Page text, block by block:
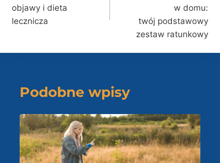
objawy i dieta
lecznicza
w domu:
twój podstawowy
zestaw ratunkowy
Podobne wpisy